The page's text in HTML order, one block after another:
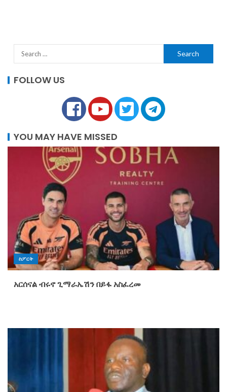
FOLLOW US
YOU MAY HAVE MISSED
ስፖርት
አርሰናል ብሩኖ ጊማራኤሽን በይፋ አስፈረመ